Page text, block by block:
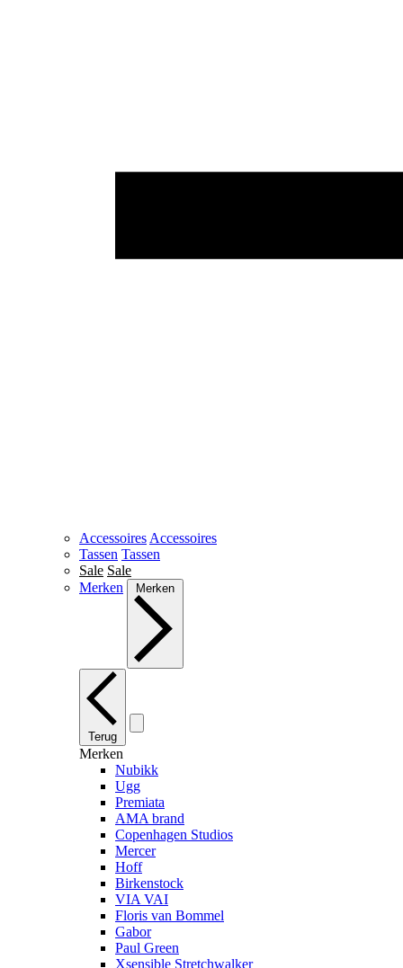
Accessoires Accessoires
Tassen Tassen
Sale Sale
Merken
Merken
Terug
Merken
Nubikk
Ugg
Premiata
AMA brand
Copenhagen Studios
Mercer
Hoff
Birkenstock
VIA VAI
Floris van Bommel
Gabor
Paul Green
Xsensible Stretchwalker